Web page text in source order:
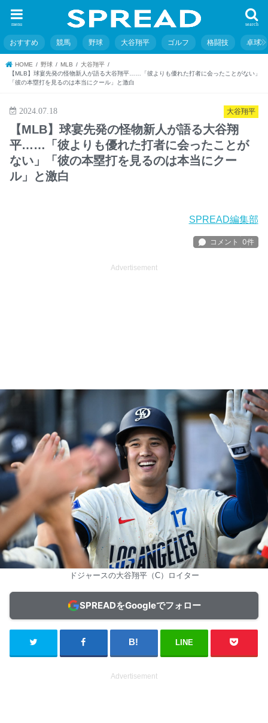
search
menu
おすすめ 競馬 野球 大谷翔平 ゴルフ 格闘技 卓球
HOME 野球 MLB
大谷翔平
【MLB】球宴先発の怪物新人が語る大谷翔平……「彼よりも優れた打者に会ったことがない」
「彼の本塁打を見るのは本当にクール」と激白
大谷翔平
2024.07.18
【MLB】球宴先発の怪物新人が語る大谷翔
平……「彼よりも優れた打者に会ったことが
ない」「彼の本塁打を見るのは本当にクー
ル」と激白
SPREAD編集部
Advertisement
ドジャースの大谷翔平（C）ロイター
SPREADをGoogleでフォロー
LINE
Advertisement